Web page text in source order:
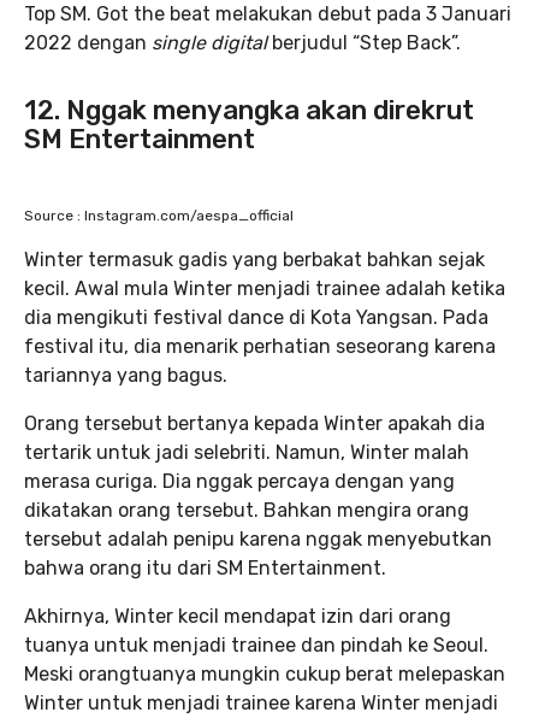
Top SM. Got the beat melakukan debut pada 3 Januari
2022 dengan single digitalberjudul “Step Back”.
12. Nggak menyangka akan direkrut
SM Entertainment
Source : Instagram.com/aespa_official
Winter termasuk gadis yang berbakat bahkan sejak
kecil. Awal mula Winter menjadi trainee adalah ketika
dia mengikuti festival dance di Kota Yangsan. Pada
festival itu, dia menarik perhatian seseorang karena
tariannya yang bagus.
Orang tersebut bertanya kepada Winter apakah dia
tertarik untuk jadi selebriti. Namun, Winter malah
merasa curiga. Dia nggak percaya dengan yang
dikatakan orang tersebut. Bahkan mengira orang
tersebut adalah penipu karena nggak menyebutkan
bahwa orang itu dari SM Entertainment.
Akhirnya, Winter kecil mendapat izin dari orang
tuanya untuk menjadi trainee dan pindah ke Seoul.
Meski orangtuanya mungkin cukup berat melepaskan
Winter untuk menjadi trainee karena Winter menjadi